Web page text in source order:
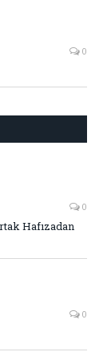
0
0
Hafızadan
0